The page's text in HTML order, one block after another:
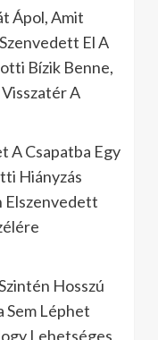
Ápol, Amit
El A
Bízik Benne,
A
A Csapatba Egy
Hiányzás
Elszenvedett
Hosszú
Sem Léphet
Lehetséges,